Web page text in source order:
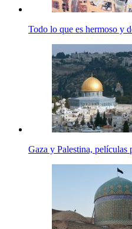
Todo lo que es hermoso y
Gaza y Palestina, películas